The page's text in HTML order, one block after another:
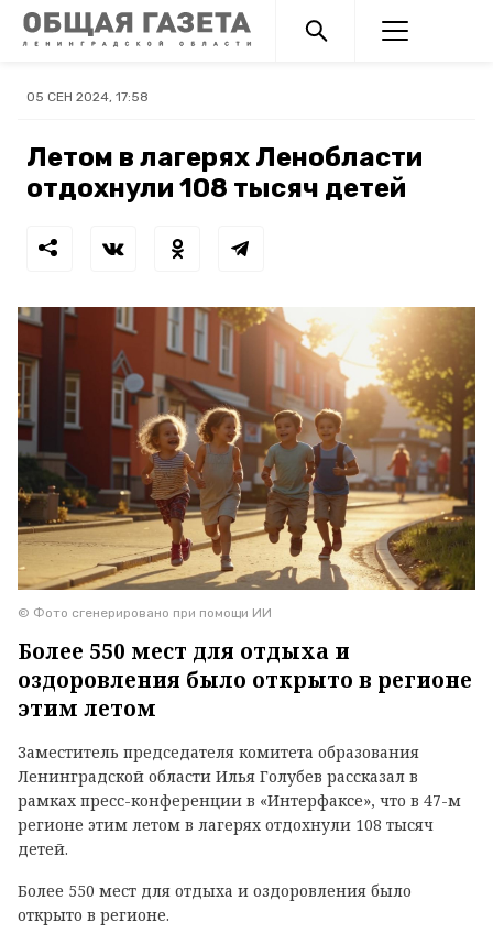
05 СЕН 2024, 17:58
Летом в лагерях Ленобласти
отдохнули 108 тысяч детей
© Фото сгенерировано при помощи ИИ
Более 550 мест для отдыха и
оздоровления было открыто в регионе
этим летом
Заместитель председателя комитета образования
Ленинградской области Илья Голубев рассказал в
рамках пресс-конференции в «Интерфаксе», что в 47-м
регионе этим летом в лагерях отдохнули 108 тысяч
детей.
Более 550 мест для отдыха и оздоровления было
открыто в регионе.